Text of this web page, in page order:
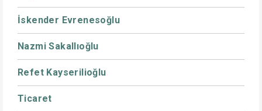
İskender Evrenesoğlu
Nazmi Sakallıoğlu
Refet Kayserilioğlu
Ticaret